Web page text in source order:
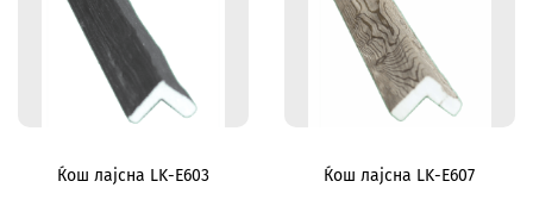
Ќош лајсна LK-E603
Ќош лајсна LK-E607